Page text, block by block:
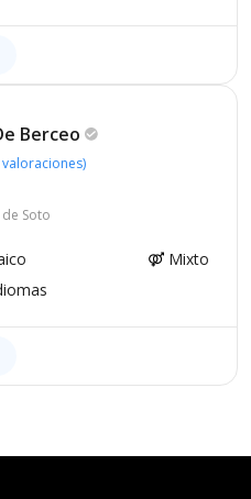
Berceo
valoraciones)
Soto
Mixto